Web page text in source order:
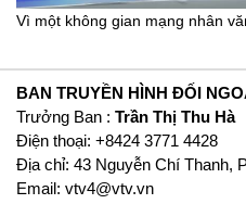
Vì một không gian mạng nhân
BAN TRUYỀN HÌNH ĐỐI
Trưởng Ban : Trần Thị Thu Hà
Ðiện thoại: +8424 3771 4428
Địa chỉ: 43 Nguyễn Chí Thanh,
Email: vtv4@vtv.vn